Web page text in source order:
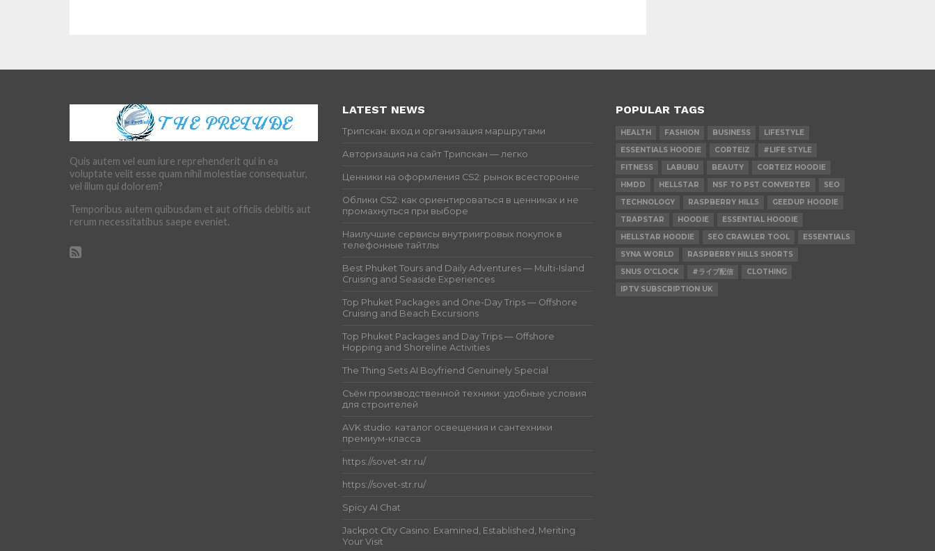
Quis autem vel eum iure reprehenderit qui in ea
voluptate velit esse quam nihil molestiae consequatur,
vel illum qui dolorem?
Temporibus autem quibusdam et aut officiis debitis aut
rerum necessitatibus saepe eveniet.
LATEST NEWS
Трипскан: вход и организация маршрутами
Авторизация на сайт Трипскан — легко
Ценники на оформления CS2: рынок всесторонне
Облики CS2: как ориентироваться в ценниках и не
промахнуться при выборе
Наилучшие сервисы внутриигровых покупок в
телефонные тайтлы
Best Phuket Tours and Daily Adventures — Multi-Island
Cruising and Seaside Experiences
Top Phuket Packages and One-Day Trips — Offshore
Cruising and Beach Excursions
Top Phuket Packages and Day Trips — Offshore
Hopping and Shoreline Activities
The Thing Sets AI Boyfriend Genuinely Special
Съём производственной техники: удобные условия
для строителей
AVK studio: каталог освещения и сантехники
премиум-класса
https://sovet-str.ru/
https://sovet-str.ru/
Spicy AI Chat
Jackpot City Casino: Examined, Established, Meriting
Your Visit
POPULAR TAGS
HEALTH FASHION BUSINESS
LIFESTYLE
ESSENTIALS HOODIE
CORTEIZ
#LIFE STYLE
FITNESS
LABUBU BEAUTY
CORTEIZ HOODIE
HMDD
HELLSTAR NSF TO PST CONVERTER
SEO
TECHNOLOGY
RASPBERRY HILLS
GEEDUP HOODIE
TRAPSTAR
HOODIE
ESSENTIAL HOODIE
HELLSTAR HOODIE
SEO CRAWLER TOOL
ESSENTIALS
SYNA WORLD
RASPBERRY HILLS SHORTS
SNUS O'CLOCK
#ライブ配信
CLOTHING
IPTV SUBSCRIPTION UK